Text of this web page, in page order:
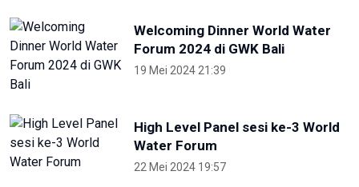
Welcoming Dinner World Water
Forum 2024 di GWK Bali
19 Mei 2024 21:39
High Level Panel sesi ke-3 World
Water Forum
22 Mei 2024 19:57